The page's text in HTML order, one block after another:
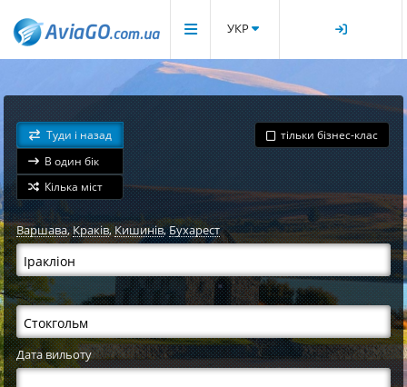
УКР
Туди і назад
В один бік
Кілька міст
тільки бізнес-клас
Варшава,Краків,Кишинів,Бухарест
Дата вильоту